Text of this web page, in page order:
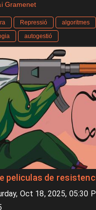
Gramenet
Repressió algoritmes
autogestió
peliculas de
Oct 18, 2025, 05:30